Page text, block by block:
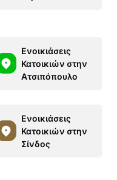
Ενοικιάσεις
Κατοικιών στην
Ατσιπόπουλο
Ενοικιάσεις
Κατοικιών στην
Σίνδος